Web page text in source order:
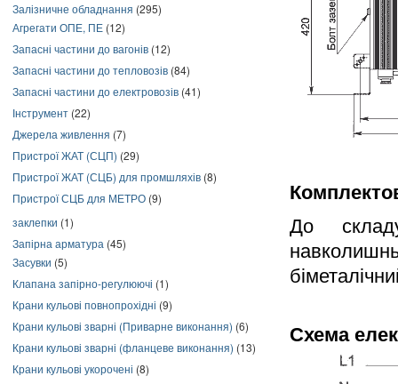
Залізничне обладнання (295)
Агрегати ОПЕ, ПЕ (12)
Запасні частини до вагонів (12)
Запасні частини до тепловозів (84)
Запасні частини до електровозів (41)
Інструмент (22)
Джерела живлення (7)
Пристрої ЖАТ (СЦП) (29)
Пристрої ЖАТ (СЦБ) для промшляхів (8)
Пристрої СЦБ для МЕТРО (9)
заклепки (1)
Запірна арматура (45)
Засувки (5)
Клапана запірно-регулюючі (1)
Крани кульові повнопрохідні (9)
Крани кульові зварні (Приварне виконання) (6)
Крани кульові зварні (фланцеве виконання) (13)
Крани кульові укорочені (8)
До
Схема